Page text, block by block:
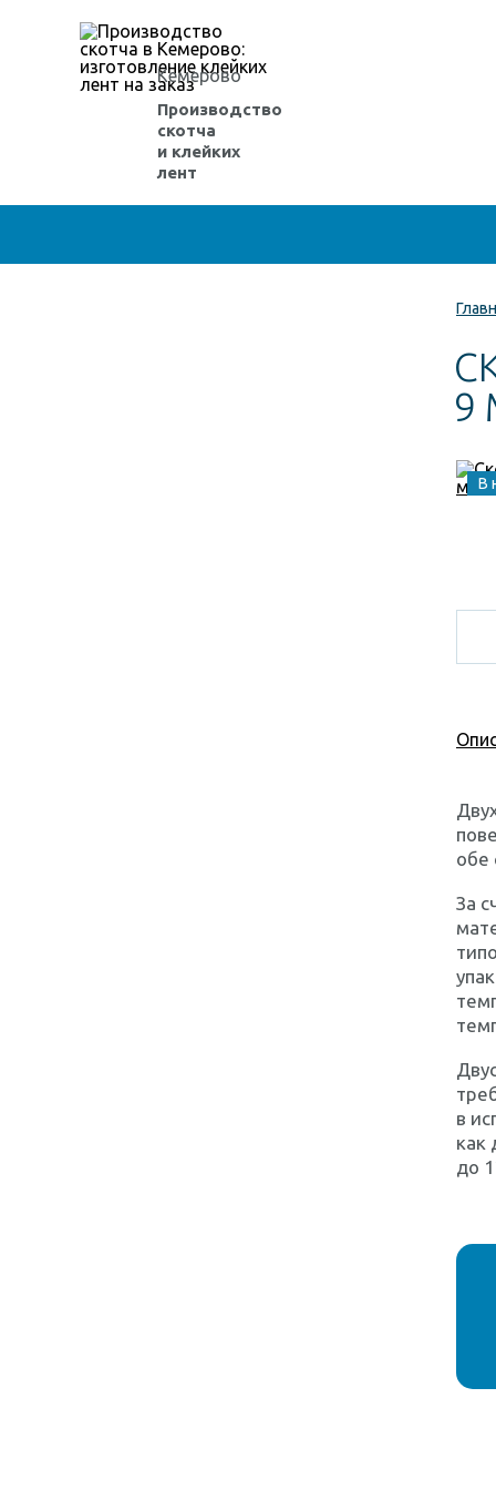
Кемерово
Производство
скотча
и клейких
лент
9
В
обе
За
в
как
до